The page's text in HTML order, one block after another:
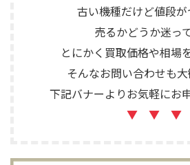
古い機種だけど値段が
売るかどうか迷っ
とにかく買取価格や相場
そんなお問い合わせも大
下記バナーよりお気軽にお
▼ ▼ ▼